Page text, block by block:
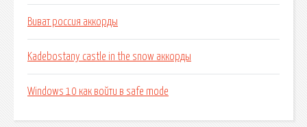
Виват россия аккорды
Kadebostany castle in the snow аккорды
Windows 10 как войти в safe mode